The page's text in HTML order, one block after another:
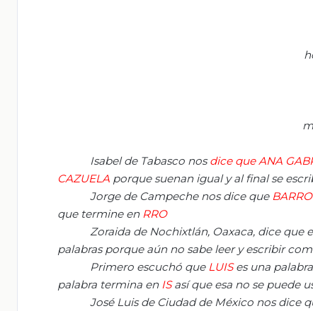
Isabel de Tabasco nosdice que ANA
CAZUELA porque suenan igual y al final se
Jorge de Campeche nos dice que BARRO
que termine en RRO
Zoraida de Nochixtlán, Oaxaca, dice que
palabras porque aún no sabe leer y escribir
Primero escuchó que LUISes una
palabra termina en ISasí que esa no se puede
José Luis de Ciudad de México nos dice